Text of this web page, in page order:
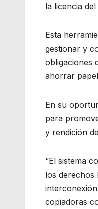
la licencia
Esta
gestionar y
obligaciones
ahorrar
En su
para
y rendición
“El sistema
los derechos
copiadoras